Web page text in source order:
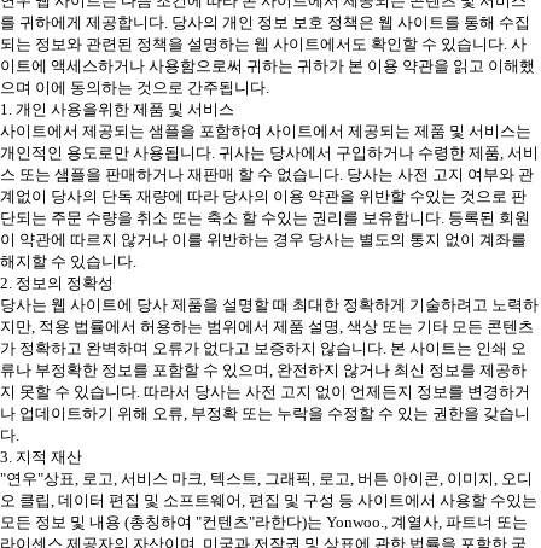
를 귀하에게 제공합니다. 당사의 개인 정보 보호 정책은 웹 사이트를 통해 수집
되는 정보와 관련된 정책을 설명하는 웹 사이트에서도 확인할 수 있습니다. 사
이트에 액세스하거나 사용함으로써 귀하는 귀하가 본 이용 약관을 읽고 이해했
으며 이에 동의하는 것으로 간주됩니다.
1. 개인 사용을위한 제품 및 서비스
사이트에서 제공되는 샘플을 포함하여 사이트에서 제공되는 제품 및 서비스는
개인적인 용도로만 사용됩니다. 귀사는 당사에서 구입하거나 수령한 제품, 서비
스 또는 샘플을 판매하거나 재판매 할 수 없습니다. 당사는 사전 고지 여부와 관
계없이 당사의 단독 재량에 따라 당사의 이용 약관을 위반할 수있는 것으로 판
단되는 주문 수량을 취소 또는 축소 할 수있는 권리를 보유합니다. 등록된 회원
이 약관에 따르지 않거나 이를 위반하는 경우 당사는 별도의 통지 없이 계좌를
해지할 수 있습니다.
2. 정보의 정확성
당사는 웹 사이트에 당사 제품을 설명할 때 최대한 정확하게 기술하려고 노력하
지만, 적용 법률에서 허용하는 범위에서 제품 설명, 색상 또는 기타 모든 콘텐츠
가 정확하고 완벽하며 오류가 없다고 보증하지 않습니다. 본 사이트는 인쇄 오
류나 부정확한 정보를 포함할 수 있으며, 완전하지 않거나 최신 정보를 제공하
지 못할 수 있습니다. 따라서 당사는 사전 고지 없이 언제든지 정보를 변경하거
나 업데이트하기 위해 오류, 부정확 또는 누락을 수정할 수 있는 권한을 갖습니
다.
3. 지적 재산
"연우"상표, 로고, 서비스 마크, 텍스트, 그래픽, 로고, 버튼 아이콘, 이미지, 오디
오 클립, 데이터 편집 및 소프트웨어, 편집 및 구성 등 사이트에서 사용할 수있는
모든 정보 및 내용 (총칭하여 "컨텐츠"라한다)는 Yonwoo., 계열사, 파트너 또는
라이센스 제공자의 자산이며, 미국과 저작권 및 상표에 관한 법률을 포함한 국